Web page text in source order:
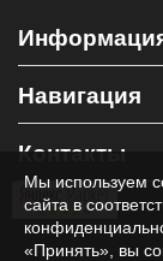
Навигация
Контакты
Мы используем
сайта в
«Принять», вы